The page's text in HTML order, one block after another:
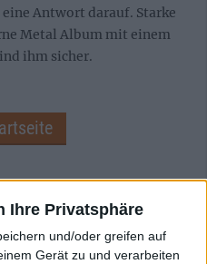
Ihre Privatsphäre
und/oder greifen auf
Gerät zu und verarbeiten
Antwort darauf. Starke
Metal Album mit einem
ihm sicher.
15.10.2006